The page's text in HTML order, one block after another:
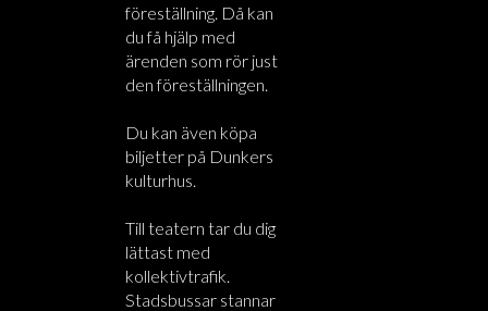
föreställning. Då kan
du få hjälp med
ärenden som rör just
den föreställningen.
Du kan även köpa
biljetter på Dunkers
kulturhus.
Till teatern tar du dig
lättast med
kollektivtrafik.
Stadsbussar stannar